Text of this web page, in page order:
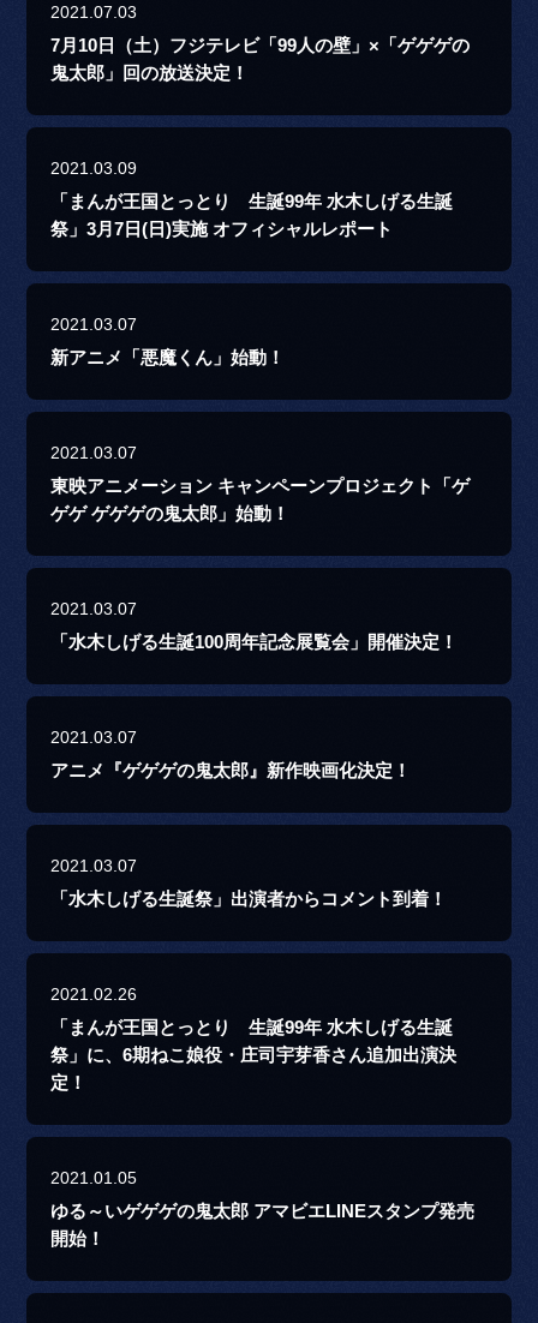
2021.07.03
7月10日（土）フジテレビ「99人の壁」×「ゲゲゲの
鬼太郎」回の放送決定！
2021.03.09
「まんが王国とっとり 生誕99年 水木しげる生誕
祭」3月7日(日)実施 オフィシャルレポート
2021.03.07
新アニメ「悪魔くん」始動！
2021.03.07
東映アニメーション キャンペーンプロジェクト「ゲ
ゲゲ ゲゲゲの鬼太郎」始動！
2021.03.07
「水木しげる生誕100周年記念展覧会」開催決定！
2021.03.07
アニメ『ゲゲゲの鬼太郎』新作映画化決定！
2021.03.07
「水木しげる生誕祭」出演者からコメント到着！
2021.02.26
「まんが王国とっとり 生誕99年 水木しげる生誕
祭」に、6期ねこ娘役・庄司宇芽香さん追加出演決
定！
2021.01.05
ゆる～いゲゲゲの鬼太郎 アマビエLINEスタンプ発売
開始！